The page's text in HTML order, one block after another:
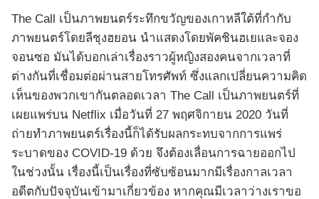
The Call เป็นภาพยนตร์ระทึกขวัญของเกาหลีใต้ที่กำกับ
ภาพยนตร์โดยลีชุงฮยอน นำแสดงโดยพัคชินฮเยและจอง
จอนซอ มันได้บอกเล่าเรื่องราวผู้หญิงสองคนจากเวลาที่
ต่างกันที่เชื่อมต่อผ่านสายโทรศัพท์ ซึ่งแลกเปลี่ยนความคิด
เห็นของพวกเขากันตลอดเวลา The Call เป็นภาพยนตร์ที่
เผยแพร่บน Netflix เมื่อวันที่ 27 พฤศจิกายน 2020 วันที่
ถ่ายทำภาพยนตร์เรื่องนี้ก็ได้รับผลกระทบจากการแพร่
ระบาดของ COVID-19 ด้วย จึงต้องเลื่อนการฉายออกไป
ในช่วงนั้น เรื่องนี้เป็นเรื่องที่ซับซ้อนมากมีเรื่องกาลเวลา
อดีตกับปัจจุบันเข้ามาเกี่ยวข้อง หากคุณมีเวลาว่างเราขอ